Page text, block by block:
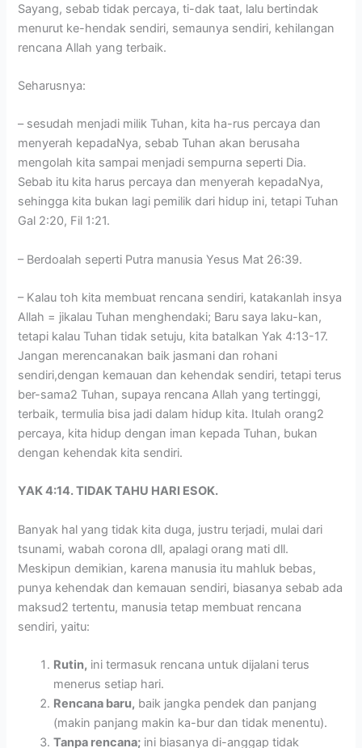
Sayang, sebab tidak percaya, ti-dak taat, lalu bertindak
menurut ke-hendak sendiri, semaunya sendiri, kehilangan
rencana Allah yang terbaik.
Seharusnya:
– sesudah menjadi milik Tuhan, kita ha-rus percaya dan
menyerah kepadaNya, sebab Tuhan akan berusaha
mengolah kita sampai menjadi sempurna seperti Dia.
Sebab itu kita harus percaya dan menyerah kepadaNya,
sehingga kita bukan lagi pemilik dari hidup ini, tetapi Tuhan
Gal 2:20, Fil 1:21.
– Berdoalah seperti Putra manusia Yesus Mat 26:39.
– Kalau toh kita membuat rencana sendiri, katakanlah insya
Allah = jikalau Tuhan menghendaki; Baru saya laku-kan,
tetapi kalau Tuhan tidak setuju, kita batalkan Yak 4:13-17.
Jangan merencanakan baik jasmani dan rohani
sendiri,dengan kemauan dan kehendak sendiri, tetapi terus
ber-sama2 Tuhan, supaya rencana Allah yang tertinggi,
terbaik, termulia bisa jadi dalam hidup kita. Itulah orang2
percaya, kita hidup dengan iman kepada Tuhan, bukan
dengan kehendak kita sendiri.
YAK 4:14. TIDAK TAHU HARI ESOK.
Banyak hal yang tidak kita duga, justru terjadi, mulai dari
tsunami, wabah corona dll, apalagi orang mati dll.
Meskipun demikian, karena manusia itu mahluk bebas,
punya kehendak dan kemauan sendiri, biasanya sebab ada
maksud2 tertentu, manusia tetap membuat rencana
sendiri, yaitu:
Rutin, ini termasuk rencana untuk dijalani terus
menerus setiap hari.
Rencana baru, baik jangka pendek dan panjang
(makin panjang makin ka-bur dan tidak menentu).
Tanpa rencana; ini biasanya di-anggap tidak